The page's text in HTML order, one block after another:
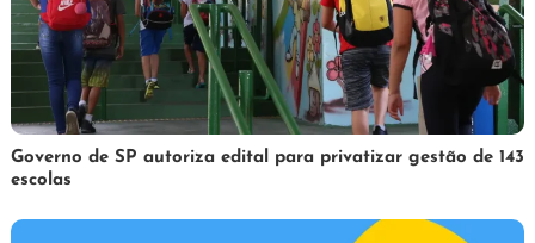
1
de
de
Redação
Governo de SP autoriza edital para privatizar gestão de 143
escolas